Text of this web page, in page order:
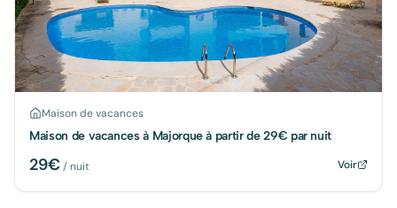
Maison de vacances
Maison de vacances à Majorque à partir de 29€ par nuit
29€/ nuit Voir